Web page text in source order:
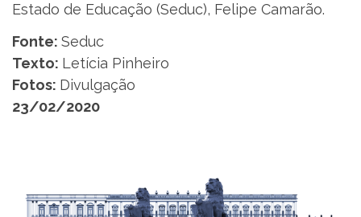
Estado de Educação (Seduc), Felipe Camarão.
Fonte: Seduc
Texto: Letícia Pinheiro
Fotos: Divulgação
23/02/2020